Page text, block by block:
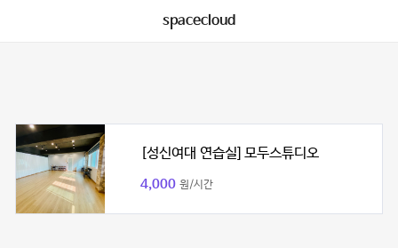
spacecloud
[성신여대 연습실] 모두스튜디오
4,000 원/시간